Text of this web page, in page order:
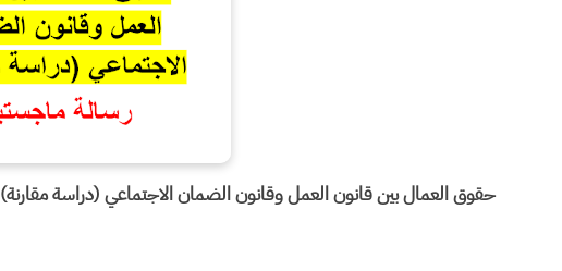
حقوق العمال بين قانون العمل وقانون الضمان الاجتماعي (دراسة مقارنة)